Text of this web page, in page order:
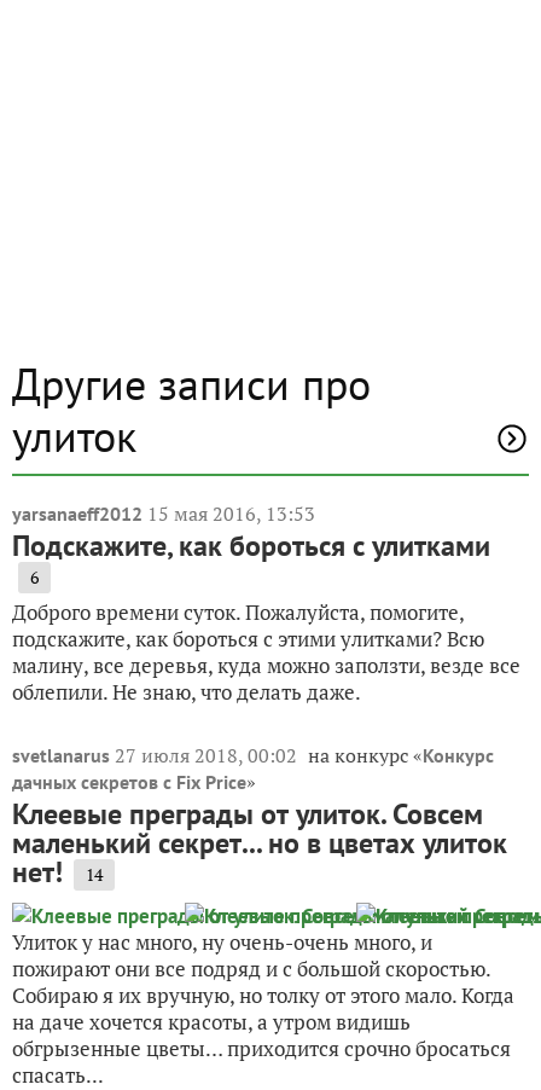
Другие записи про
улиток
yarsanaeff2012 15 мая 2016, 13:53
Подскажите, как бороться с улитками
6
Доброго времени суток. Пожалуйста, помогите,
подскажите, как бороться с этими улитками? Всю
малину, все деревья, куда можно заползти, везде все
облепили. Не знаю, что делать даже.
svetlanarus 27 июля 2018, 00:02 на конкурс «Конкурс
дачных секретов с Fix Price»
Клеевые преграды от улиток. Совсем
маленький секрет... но в цветах улиток
нет! 14
Улиток у нас много, ну очень-очень много, и
пожирают они все подряд и с большой скоростью.
Собираю я их вручную, но толку от этого мало. Когда
на даче хочется красоты, а утром видишь
обгрызенные цветы… приходится срочно бросаться
спасать...